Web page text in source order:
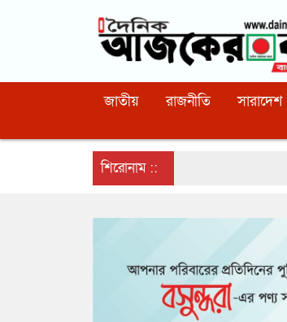
জাতীয় রাজনীতি সারাদেশ
শিরোনাম ::